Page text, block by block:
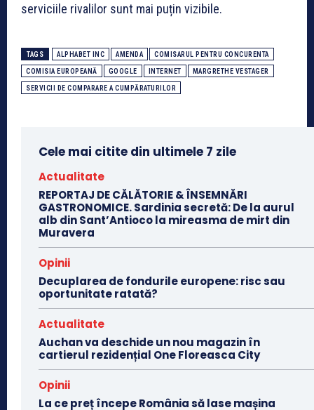
serviciile rivalilor sunt mai puțin vizibile.
TAGS ALPHABET INC AMENDA COMISARUL PENTRU CONCURENTA
COMISIA EUROPEANĂ GOOGLE INTERNET MARGRETHE VESTAGER
SERVICII DE COMPARARE A CUMPĂRATURILOR
Cele mai citite din ultimele 7 zile
Actualitate
REPORTAJ DE CĂLĂTORIE & ÎNSEMNĂRI
GASTRONOMICE. Sardinia secretă: De la aurul
alb din Sant’Antioco la mireasma de mirt din
Muravera
Opinii
Decuplarea de fondurile europene: risc sau
oportunitate ratată?
Actualitate
Auchan va deschide un nou magazin în
cartierul rezidențial One Floreasca City
Opinii
La ce preț începe România să lase mașina